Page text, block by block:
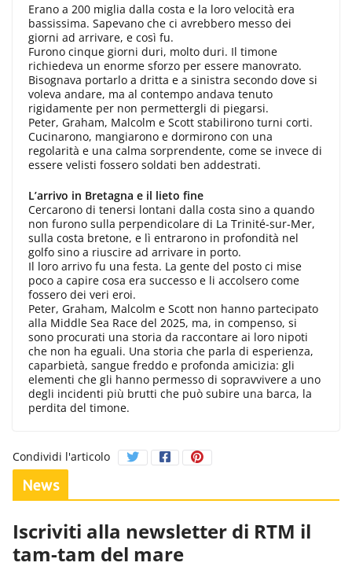
Erano a 200 miglia dalla costa e la loro velocità era
bassissima. Sapevano che ci avrebbero messo dei
giorni ad arrivare, e così fu.
Furono cinque giorni duri, molto duri. Il timone
richiedeva un enorme sforzo per essere manovrato.
Bisognava portarlo a dritta e a sinistra secondo dove si
voleva andare, ma al contempo andava tenuto
rigidamente per non permettergli di piegarsi.
Peter, Graham, Malcolm e Scott stabilirono turni corti.
Cucinarono, mangiarono e dormirono con una
regolarità e una calma sorprendente, come se invece di
essere velisti fossero soldati ben addestrati.
L’arrivo in Bretagna e il lieto fine
Cercarono di tenersi lontani dalla costa sino a quando
non furono sulla perpendicolare di La Trinité-sur-Mer,
sulla costa bretone, e lì entrarono in profondità nel
golfo sino a riuscire ad arrivare in porto.
Il loro arrivo fu una festa. La gente del posto ci mise
poco a capire cosa era successo e li accolsero come
fossero dei veri eroi.
Peter, Graham, Malcolm e Scott non hanno partecipato
alla Middle Sea Race del 2025, ma, in compenso, si
sono procurati una storia da raccontare ai loro nipoti
che non ha eguali. Una storia che parla di esperienza,
caparbietà, sangue freddo e profonda amicizia: gli
elementi che gli hanno permesso di sopravvivere a uno
degli incidenti più brutti che può subire una barca, la
perdita del timone.
Condividi l'articolo
News
Iscriviti alla newsletter di RTM il
tam-tam del mare